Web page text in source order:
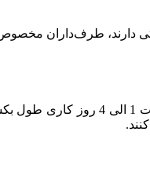
دارند، طرف‌داران
دریافت و پرداخت ارزهای فیات در